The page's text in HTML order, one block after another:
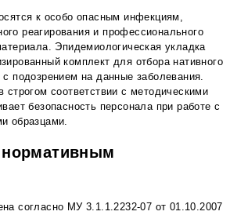
к особо опасным инфекциям,
реагирования и профессионального
Эпидемиологическая укладка
комплект для отбора нативного
подозрением на данные заболевания.
строгом соответствии с методическими
безопасность персонала при работе с
образцами.
нормативным
согласно МУ 3.1.1.2232-07 от 01.10.2007